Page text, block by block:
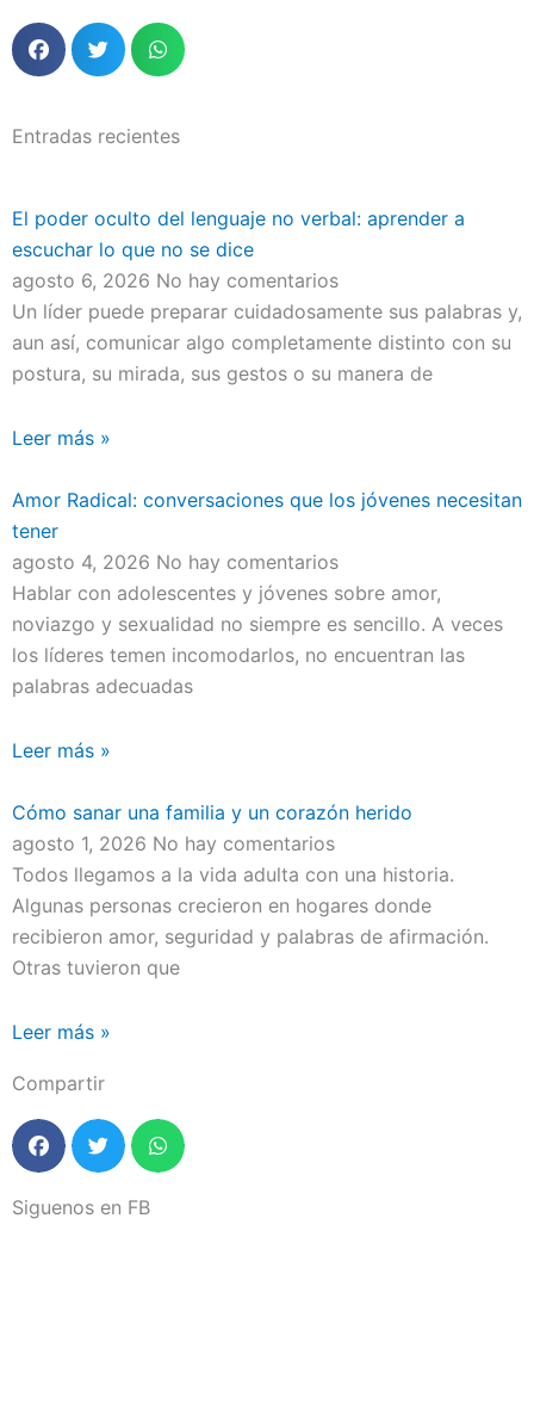
Entradas recientes
El poder oculto del lenguaje no verbal: aprender a
escuchar lo que no se dice
agosto 6, 2026 No hay comentarios
Un líder puede preparar cuidadosamente sus palabras y,
aun así, comunicar algo completamente distinto con su
postura, su mirada, sus gestos o su manera de
Leer más »
Amor Radical: conversaciones que los jóvenes necesitan
tener
agosto 4, 2026 No hay comentarios
Hablar con adolescentes y jóvenes sobre amor,
noviazgo y sexualidad no siempre es sencillo. A veces
los líderes temen incomodarlos, no encuentran las
palabras adecuadas
Leer más »
Cómo sanar una familia y un corazón herido
agosto 1, 2026 No hay comentarios
Todos llegamos a la vida adulta con una historia.
Algunas personas crecieron en hogares donde
recibieron amor, seguridad y palabras de afirmación.
Otras tuvieron que
Leer más »
Compartir
Siguenos en FB